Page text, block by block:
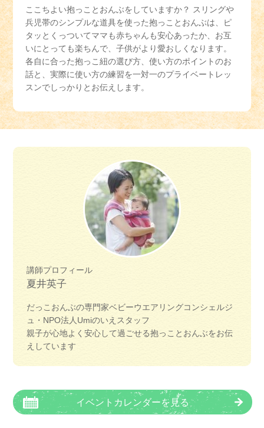
ここちよい抱っことおんぶをしていますか？ スリングや
兵児帯のシンプルな道具を使った抱っことおんぶは、ピ
タッとくっついてママも赤ちゃんも安心あったか、お互
いにとっても楽ちんで、子供がより愛おしくなります。
各自に合った抱っこ紐の選び方、使い方のポイントのお
話と、実際に使い方の練習を一対一のプライベートレッ
スンでしっかりとお伝えします。
講師プロフィール
夏井英子
だっこおんぶの専門家ベビーウエアリングコンシェルジ
ュ・NPO法人Umiのいえスタッフ
親子が心地よく安心して過ごせる抱っことおんぶをお伝
えしています
イベントカレンダーを見る